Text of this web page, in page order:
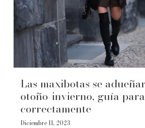
Las maxibotas se
otoño-invierno, guía
correctamente
Diciembre 11, 2023